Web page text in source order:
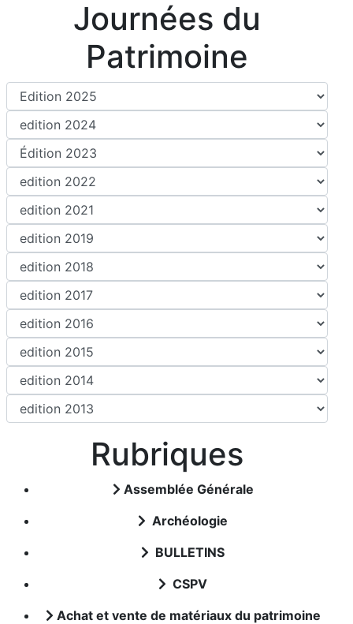
Journées du
Patrimoine
Rubriques
Assemblée Générale
Archéologie
BULLETINS
CSPV
Achat et vente de matériaux du patrimoine